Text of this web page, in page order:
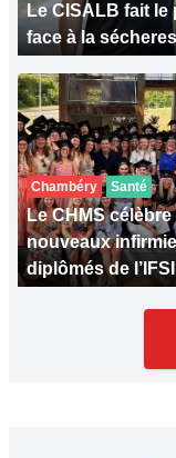
Le CISALB fait le
face à la
Chambéry Santé
Le CHMS célèbre
nouveaux
diplômés de l’IFSI